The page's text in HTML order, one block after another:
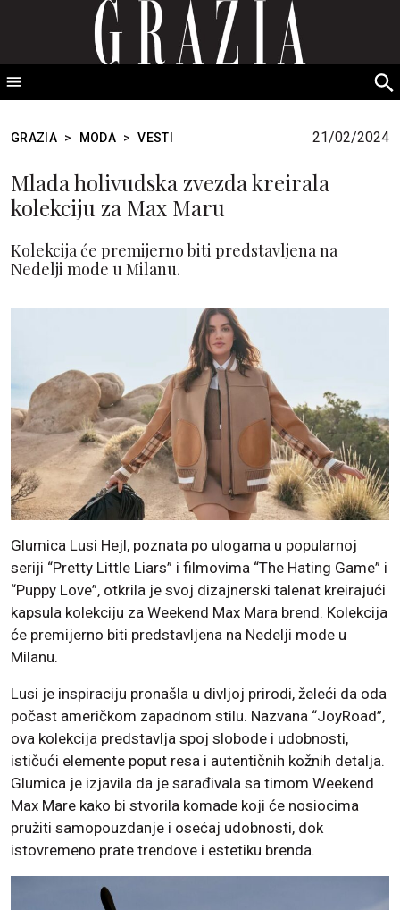
GRAZIA Srbija
GRAZIA > MODA > VESTI 21/02/2024
Mlada holivudska zvezda kreirala
kolekciju za Max Maru
Kolekcija će premijerno biti predstavljena na
Nedelji mode u Milanu.
Glumica Lusi Hejl, poznata po ulogama u popularnoj
seriji “Pretty Little Liars” i filmovima “The Hating Game” i
“Puppy Love”, otkrila je svoj dizajnerski talenat kreirajući
kapsula kolekciju za Weekend Max Mara brend. Kolekcija
će premijerno biti predstavljena na Nedelji mode u
Milanu.
Lusi je inspiraciju pronašla u divljoj prirodi, želeći da oda
počast američkom zapadnom stilu. Nazvana “JoyRoad”,
ova kolekcija predstavlja spoj slobode i udobnosti,
ističući elemente poput resa i autentičnih kožnih detalja.
Glumica je izjavila da je sarađivala sa timom Weekend
Max Mare kako bi stvorila komade koji će nosiocima
pružiti samopouzdanje i osećaj udobnosti, dok
istovremeno prate trendove i estetiku brenda.